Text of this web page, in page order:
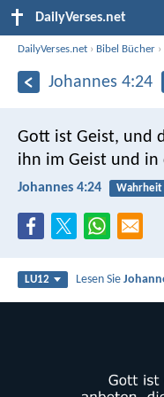
DailyVerses.net
DailyVerses.net › Bibel Bücher ›
Johannes 4:24
Gott ist Geist, und
ihn im Geist und
Johannes 4:24 Wahrheit
LU12 Lesen Sie